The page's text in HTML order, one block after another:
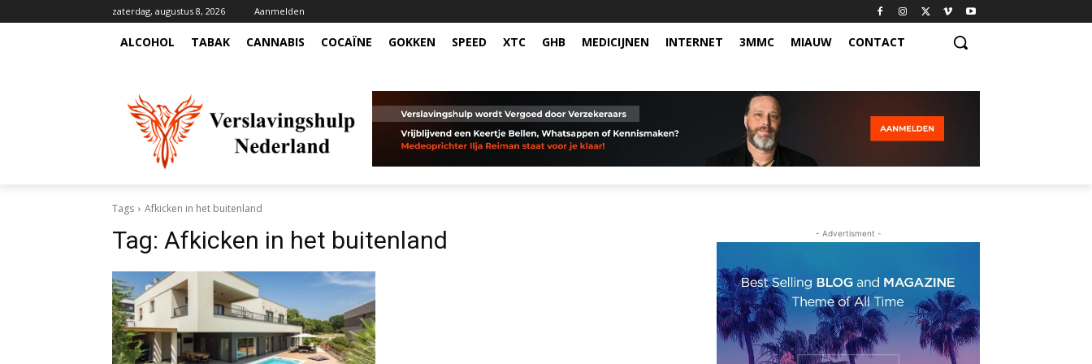
zaterdag, augustus 8, 2026 Aanmelden
ALCOHOL TABAK CANNABIS COCAÏNE GOKKEN SPEED XTC GHB MEDICIJNEN INTERNET 3MMC MIAUW CONTACT
Tags Afkicken in het buitenland
Tag: Afkicken in het buitenland - Advertisment -